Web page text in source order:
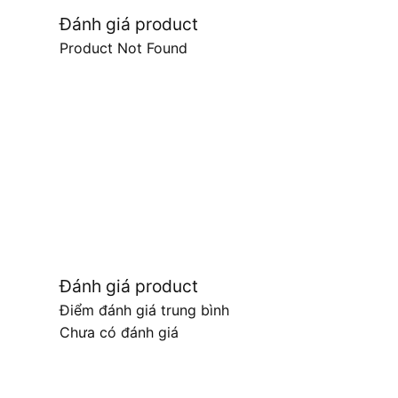
Đánh giá product
Product Not Found
Đánh giá product
Điểm đánh giá trung bình
Chưa có đánh giá